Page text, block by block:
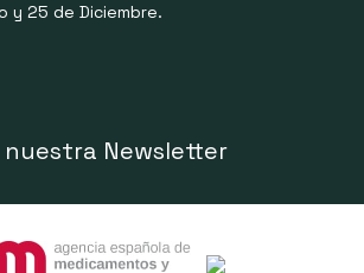
y 25 de Diciembre.
Newsletter